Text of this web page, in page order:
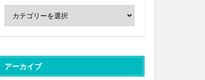
アーカイブ